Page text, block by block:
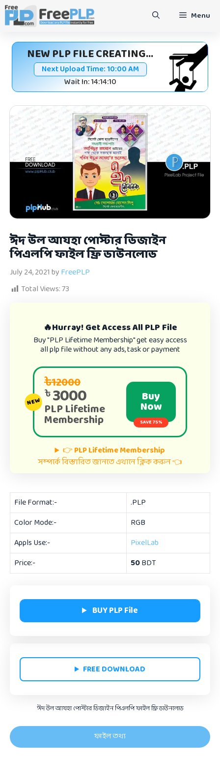
Skip
content
Menu
NEW PLP FILE CREATING...
Next Upload Time:10:00 AM
Wait In: 14:14:09
ঈদ উল আযহা পোস্টার ডিজাইন
পিএলপি ফাইল ফ্রি ডাউনলোড
July 24, 2021byFreePLP
Total Views:73
🔥Hurray! Get Access All PLP File
Buy "PLP Lifetime Membership" get easy access
all plp file without any ads, task or payment
৳12000
৳3000
PLP Lifetime
Membership
Buy
Now
SAVE 75%
NEW
👉PLP Lifetime Membership
সম্পর্কে বিস্তারিত জানতে এখানে ক্লিক করুন 👈
File Format:-
.PLP
Color Mode:-
RGB
Appls Use:-
PixelLab
Price:-
50BDT
BUY PLP File
FREE DOWNLOAD
ঈদ উল আযহা পোস্টার ডিজাইন পিএলপি ফাইল ফ্রি ডাউনলোড
ফাইল তথ্য